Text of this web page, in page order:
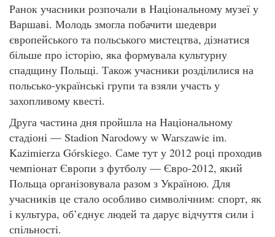
Ранок учасники розпочали в Національному музеї у
Варшаві. Молодь змогла побачити шедеври
європейського та польського мистецтва, дізнатися
більше про історію, яка формувала культурну
спадщину Польщі. Також учасники розділилися на
польсько-українські групи та взяли участь у
захопливому квесті.
Друга частина дня пройшла на Національному
стадіоні — Stadion Narodowy w Warszawie im.
Kazimierza Górskiego. Саме тут у 2012 році проходив
чемпіонат Європи з футболу — Євро-2012, який
Польща організовувала разом з Україною. Для
учасників це стало особливо символічним: спорт, як
і культура, об’єднує людей та дарує відчуття сили і
спільності.